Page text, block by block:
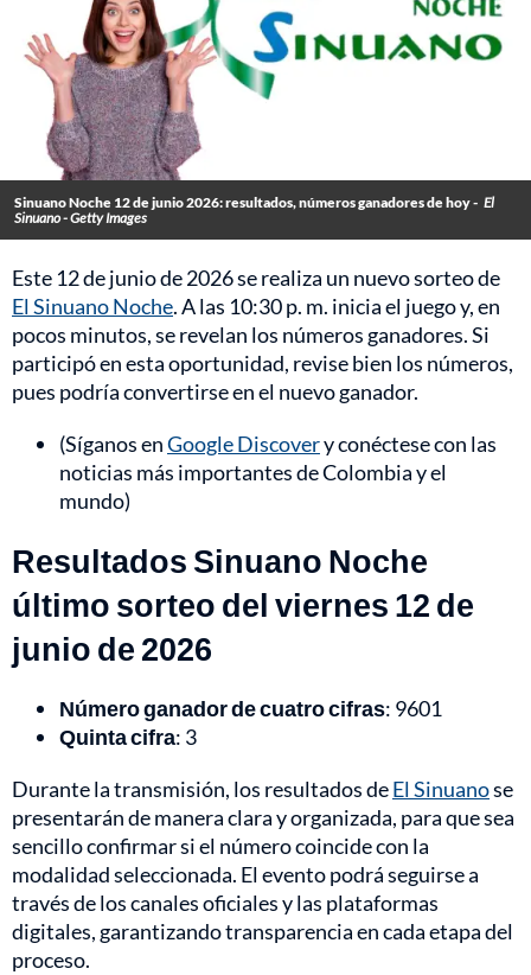
Sinuano Noche 12 de junio 2026: resultados, números ganadores de hoy - El
Sinuano - Getty Images
Este 12 de junio de 2026 se realiza un nuevo sorteo de
El Sinuano Noche. A las 10:30 p. m. inicia el juego y, en
pocos minutos, se revelan los números ganadores. Si
participó en esta oportunidad, revise bien los números,
pues podría convertirse en el nuevo ganador.
(Síganos enGoogle Discovery conéctese con las
noticias más importantes de Colombia y el
mundo)
Resultados Sinuano Noche
último sorteo del viernes 12 de
junio de 2026
Número ganador de cuatro cifras: 9601
Quinta cifra: 3
Durante la transmisión, los resultados deEl Sinuanose
presentarán de manera clara y organizada, para que sea
sencillo confirmar si el número coincide con la
modalidad seleccionada. El evento podrá seguirse a
través de los canales oficiales y las plataformas
digitales, garantizando transparencia en cada etapa del
proceso.